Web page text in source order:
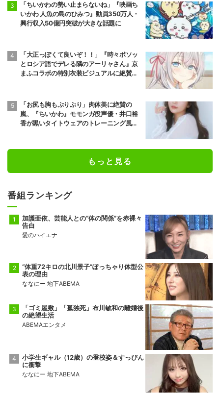
「ちいかわの勢い止まらないね」『映画ち
いかわ 人魚の島のひみつ』動員350万人・
興行収入50億円突破が大きな話題に
「大正っぽくて良いぞ！！」『時々ボソッ
とロシア語でデレる隣のアーリャさん』京
まふコラボの特別衣装ビジュアルに絶賛の
「お尻も胸もぷりぷり」肉体美に絶賛の
嵐、『ちいかわ』モモンガ役声優・井口裕
香が黒いタイトウェアのトレーニング風景
もっと見る
番組ランキング
加護亜依、芸能人との“体の関係”を赤裸々
告白
愛のハイエナ
“体重72キロの北川景子”ぽっちゃり体型公
表の理由
ななにー 地下ABEMA
「ゴミ屋敷」「孤独死」布川敏和の離婚後
の絶望生活
ABEMAエンタメ
小学生ギャル（12歳）の登校姿＆すっぴん
に衝撃
ななにー 地下ABEMA